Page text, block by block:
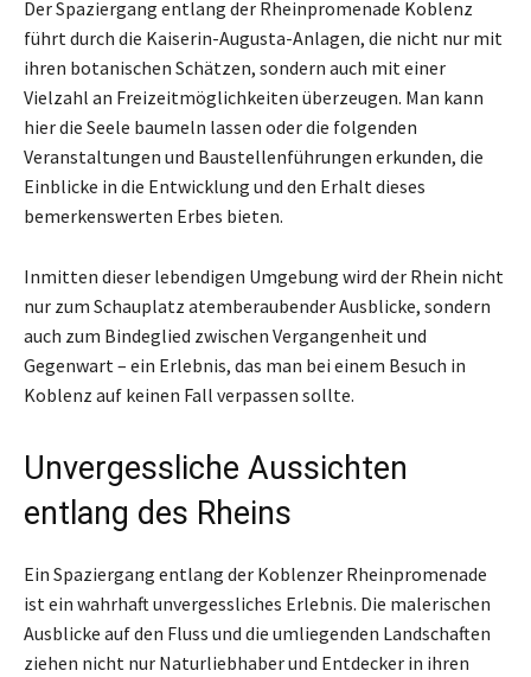
Der Spaziergang entlang der Rheinpromenade Koblenz
führt durch die Kaiserin-Augusta-Anlagen, die nicht nur mit
ihren botanischen Schätzen, sondern auch mit einer
Vielzahl an Freizeitmöglichkeiten überzeugen. Man kann
hier die Seele baumeln lassen oder die folgenden
Veranstaltungen und Baustellenführungen erkunden, die
Einblicke in die Entwicklung und den Erhalt dieses
bemerkenswerten Erbes bieten.
Inmitten dieser lebendigen Umgebung wird der Rhein nicht
nur zum Schauplatz atemberaubender Ausblicke, sondern
auch zum Bindeglied zwischen Vergangenheit und
Gegenwart – ein Erlebnis, das man bei einem Besuch in
Koblenz auf keinen Fall verpassen sollte.
Unvergessliche Aussichten
entlang des Rheins
Ein Spaziergang entlang der Koblenzer Rheinpromenade
ist ein wahrhaft unvergessliches Erlebnis. Die malerischen
Ausblicke auf den Fluss und die umliegenden Landschaften
ziehen nicht nur Naturliebhaber und Entdecker in ihren